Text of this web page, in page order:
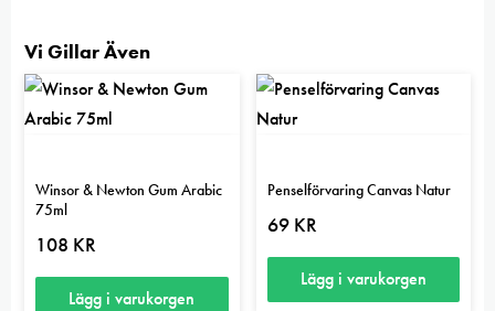
Vi Gillar Även
Winsor & Newton Gum Arabic
75ml
108 KR
Lägg i varukorgen
Penselförvaring Canvas Natur
69 KR
Lägg i varukorgen